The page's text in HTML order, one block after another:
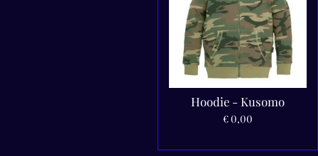
Hoodie - Kusomo
€ 0,00